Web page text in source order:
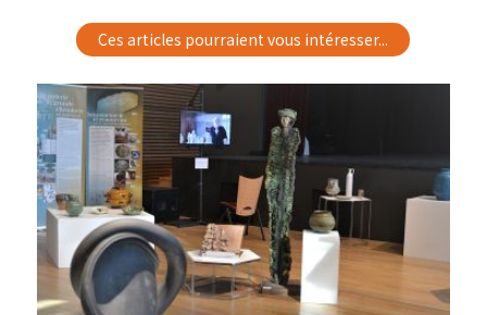
Ces articles pourraient vous intéresser...